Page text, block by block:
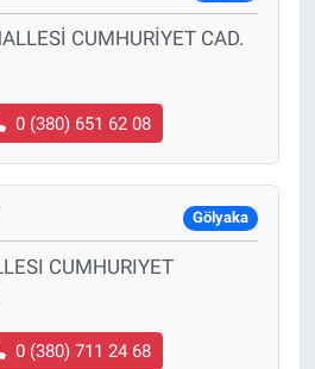
CUMHURİYET CAD.
0 (380) 651 62 08
Gölyaka
CUMHURIYET
0 (380) 711 24 68